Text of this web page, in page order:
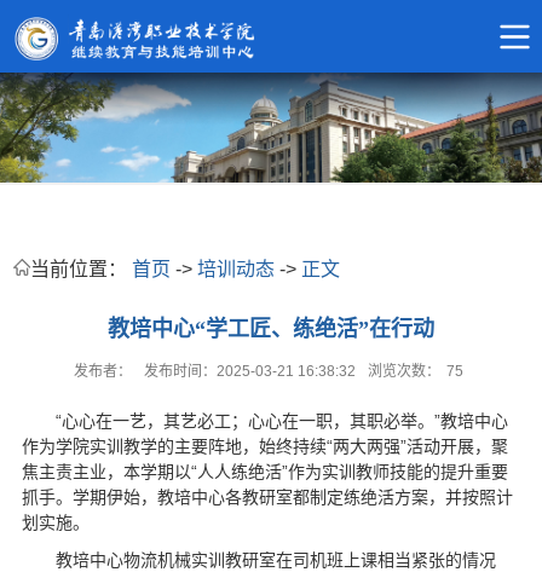
当前位置： 首页 -> 培训动态 -> 正文
教培中心“学工匠、练绝活”在行动
发布者： 发布时间：2025-03-21 16:38:32 浏览次数： 75
“心心在一艺，其艺必工；心心在一职，其职必举。”教培中心
作为学院实训教学的主要阵地，始终持续“两大两强”活动开展，聚
焦主责主业，本学期以“人人练绝活”作为实训教师技能的提升重要
抓手。学期伊始，教培中心各教研室都制定练绝活方案，并按照计
划实施。
教培中心物流机械实训教研室在司机班上课相当紧张的情况